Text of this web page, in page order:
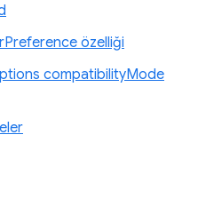
özelliği
compatibilityMode